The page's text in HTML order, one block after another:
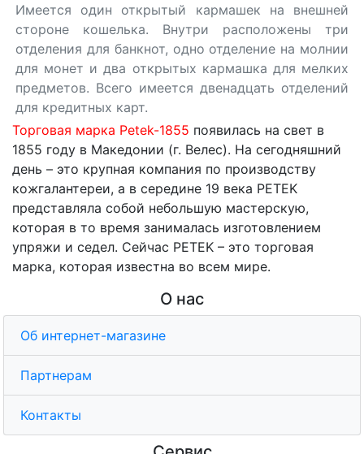
Имеется один открытый кармашек на внешней
стороне кошелька. Внутри расположены три
отделения для банкнот, одно отделение на молнии
для монет и два открытых кармашка для мелких
предметов. Всего имеется двенадцать отделений
для кредитных карт.
Торговая марка Petek-1855 появилась на свет в
1855 году в Македонии (г. Велес). На сегодняшний
день – это крупная компания по производству
кожгалантереи, а в середине 19 века PETEK
представляла собой небольшую мастерскую,
которая в то время занималась изготовлением
упряжи и седел. Сейчас PETEK – это торговая
марка, которая известна во всем мире.
О нас
Об интернет-магазине
Партнерам
Контакты